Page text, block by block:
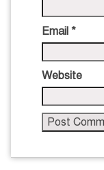
Email *
Website